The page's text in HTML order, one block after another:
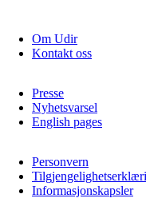
Om Udir
Kontakt oss
Presse
Nyhetsvarsel
English pages
Personvern
Informasjonskapsler